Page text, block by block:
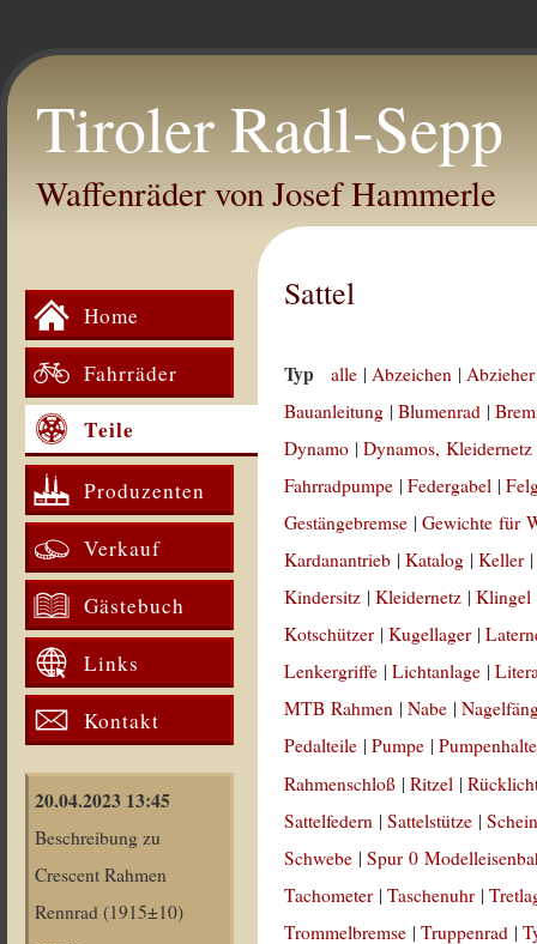
Tiroler Radl-Sepp
Waffenräder von Josef Hammerle
Home
Fahrräder
Teile
Produzenten
Verkauf
Gästebuch
Links
Kontakt
20.04.2023 13:45
Beschreibung zu
Crescent Rahmen
Rennrad (1915±10)
Sattel
Typ alle |Abzeichen |
Bauanleitung |Blumenrad |
Dynamo |Dynamos, Kleidernetz
Fahrradpumpe |Federgabel |
Gestängebremse |Gewichte für
Kardanantrieb |Katalog |Keller
Kindersitz |Kleidernetz |Klingel
Kotschützer |Kugellager |
Lenkergriffe |Lichtanlage |
MTB Rahmen |Nabe |
Pedalteile |Pumpe |
Rahmenschloß |Ritzel |
Sattelfedern |Sattelstütze |
Schwebe |Spur 0
Tachometer |Taschenuhr |
Trommelbremse |Truppenrad |